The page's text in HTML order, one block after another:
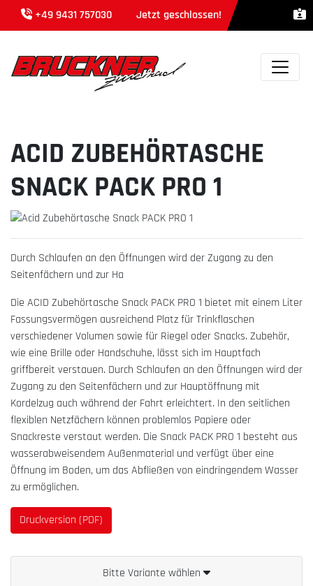
+49 9431 757030 Jetzt geschlossen!
ACID ZUBEHÖRTASCHE
SNACK PACK PRO 1
Durch Schlaufen an den Öffnungen wird der Zugang zu den
Seitenfächern und zur Ha
Die ACID Zubehörtasche Snack PACK PRO 1 bietet mit einem Liter
Fassungsvermögen ausreichend Platz für Trinkflaschen
verschiedener Volumen sowie für Riegel oder Snacks. Zubehör,
wie eine Brille oder Handschuhe, lässt sich im Hauptfach
griffbereit verstauen. Durch Schlaufen an den Öffnungen wird der
Zugang zu den Seitenfächern und zur Hauptöffnung mit
Kordelzug auch während der Fahrt erleichtert. In den seitlichen
flexiblen Netzfächern können problemlos Papiere oder
Snackreste verstaut werden. Die Snack PACK PRO 1 besteht aus
wasserabweisendem Außenmaterial und verfügt über eine
Öffnung im Boden, um das Abfließen von eindringendem Wasser
zu ermöglichen.
Druckversion (PDF)
Bitte Variante wählen